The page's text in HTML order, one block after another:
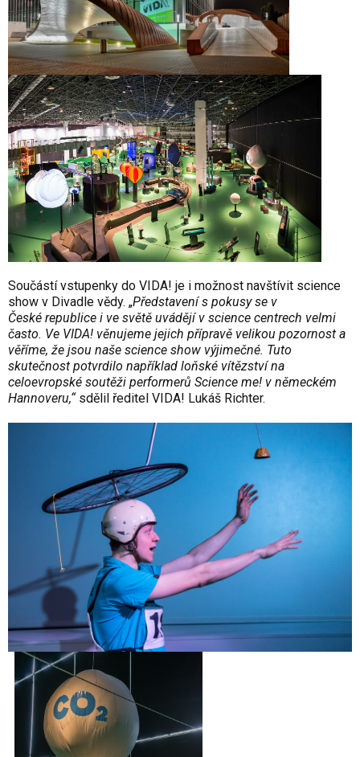
Součástí vstupenky do VIDA! je i možnost navštívit science
show v Divadle vědy. „Představení s pokusy se v
České republice i ve světě uvádějí v science centrech velmi
často. Ve VIDA! věnujeme jejich přípravě velikou pozornost a
věříme, že jsou naše science show výjimečné. Tuto
skutečnost potvrdilo například loňské vítězství na
celoevropské soutěži performerů Science me! v německém
Hannoveru,“sdělil ředitel VIDA! Lukáš Richter.